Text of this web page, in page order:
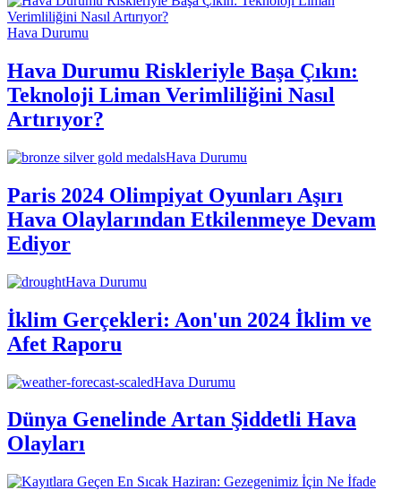
Hava Durumu
Hava Durumu Riskleriyle Başa Çıkın:
Teknoloji Liman Verimliliğini Nasıl
Artırıyor?
Hava Durumu
Paris 2024 Olimpiyat Oyunları Aşırı
Hava Olaylarından Etkilenmeye Devam
Ediyor
Hava Durumu
İklim Gerçekleri: Aon'un 2024 İklim ve
Afet Raporu
Hava Durumu
Dünya Genelinde Artan Şiddetli Hava
Olayları